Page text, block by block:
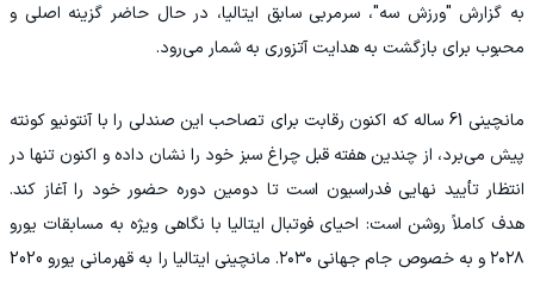
به گزارش "ورزش سه"، سرمربی سابق ایتالیا، در حال حاضر گزینه اصلی و
محبوب برای بازگشت به هدایت آتزوری به شمار می‌رود.
مانچینی 61 ساله که اکنون رقابت برای تصاحب این صندلی را با آنتونیو کونته
پیش می‌برد، از چندین هفته قبل چراغ سبز خود را نشان داده و اکنون تنها در
انتظار تأیید نهایی فدراسیون است تا دومین دوره حضور خود را آغاز کند.
هدف کاملاً روشن است: احیای فوتبال ایتالیا با نگاهی ویژه به مسابقات یورو
۲۰۲۸ و به خصوص جام جهانی ۲۰۳۰. مانچینی ایتالیا را به قهرمانی یورو 2020